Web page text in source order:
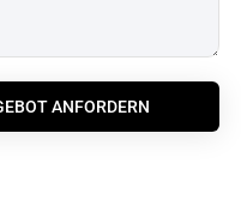
ANFORDERN